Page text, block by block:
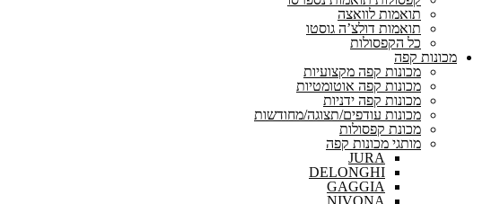
תואמות לוואצה
תואמות דולצ’ה גוסטו
כל הקפסולות
מכונות קפה
מכונות קפה מקצועיות
מכונות קפה אוטומטיות
מכונות קפה ידניות
מכונות עודפים/תצוגה/מחודשות
מכונת קפסולות
מותגי מכונות קפה
JURA
DELONGHI
GAGGIA
NIVONA